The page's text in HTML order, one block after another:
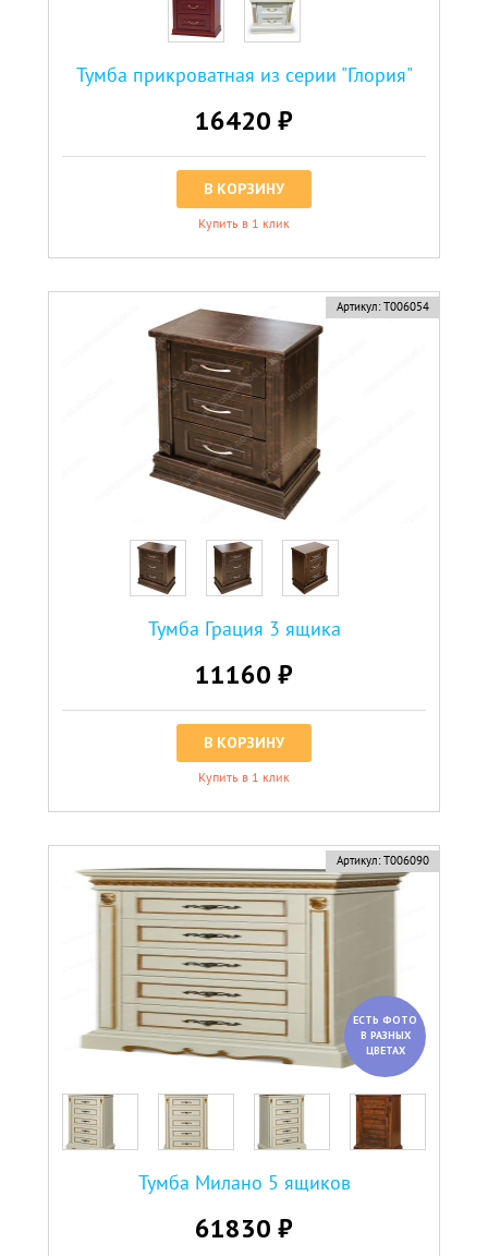
Тумба прикроватная из серии "Глория"
16420 ₽
В КОРЗИНУ
Купить в 1 клик
Артикул: Т006054
Тумба Грация 3 ящика
11160 ₽
В КОРЗИНУ
Купить в 1 клик
Артикул: Т006090
ЕСТЬ ФОТО
В РАЗНЫХ
ЦВЕТАХ
Тумба Милано 5 ящиков
61830 ₽